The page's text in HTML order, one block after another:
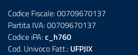
Codice Fiscale: 00709670137
Partita IVA: 00709670137
Codice iPA:c_h760
Cod. Univoco Fatt.: UFPJIX